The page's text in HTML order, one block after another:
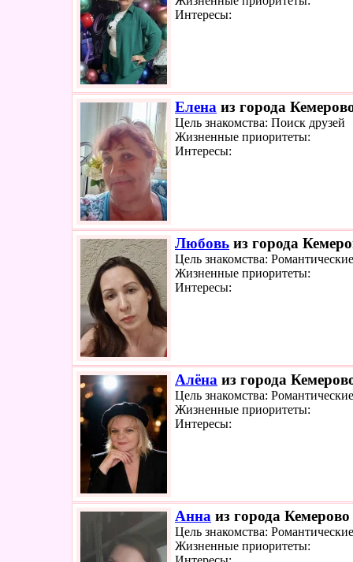
Интересы:
Елена из города
Цель знакомства: Поиск друзей
Жизненные приоритеты:
Интересы:
Любовь из города
Цель знакомства:
Жизненные приоритеты:
Интересы:
Алёна из города
Цель знакомства:
Жизненные приоритеты:
Интересы:
Анна из города
Цель знакомства:
Жизненные приоритеты: